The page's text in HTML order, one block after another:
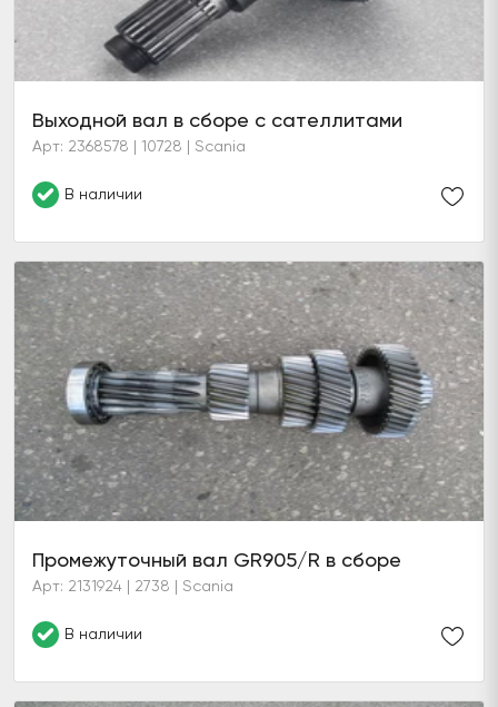
Выходной вал в сборе с сателлитами
Арт: 2368578 | 10728 | Scania
В наличии
Промежуточный вал GR905/R в сборе
Арт: 2131924 | 2738 | Scania
В наличии